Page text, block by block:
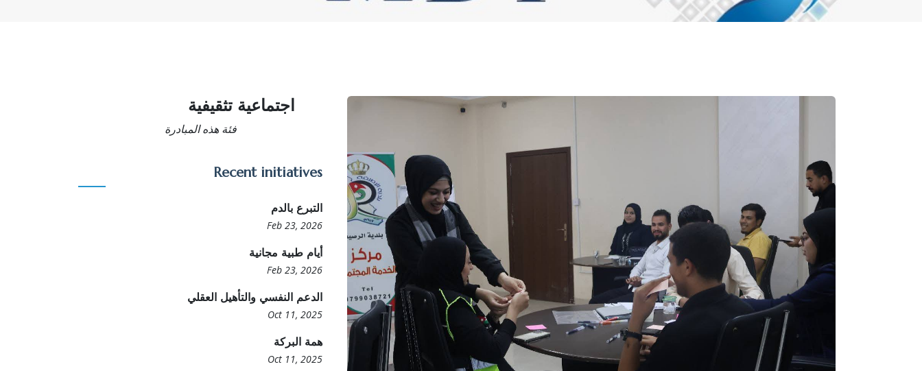
اجتماعية تثقيفية
فئة هذه المبادرة
Recent initiatives
التبرع بالدم
Feb 23, 2026
أيام طبية مجانية
Feb 23, 2026
الدعم النفسي والتأهيل العقلي
Oct 11, 2025
همة البركة
Oct 11, 2025